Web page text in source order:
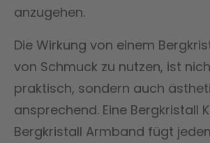
anzugehen.
Die Wirkung von einem
von Schmuck zu nutzen, ist
praktisch, sondern auch
ansprechend. Eine Bergkristall
Bergkristall Armband fügt